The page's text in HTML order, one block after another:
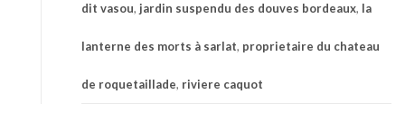
dit vasou, jardin suspendu des douves bordeaux, la
lanterne des morts à sarlat, proprietaire du chateau
de roquetaillade, riviere caquot